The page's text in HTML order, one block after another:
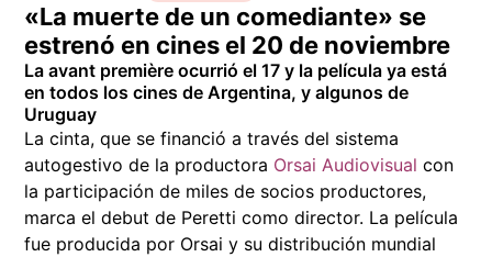
«La muerte de un comediante» se
estrenó en cines el 20 de noviembre
La avant première ocurrió el 17 y la película ya está
en todos los cines de Argentina, y algunos de
Uruguay
La cinta, que se financió a través del sistema
autogestivo de la productora Orsai Audiovisual con
la participación de miles de socios productores,
marca el debut de Peretti como director. La película
fue producida por Orsai y su distribución mundial